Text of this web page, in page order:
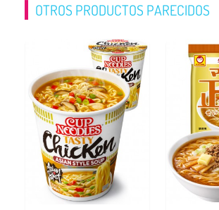
OTROS PRODUCTOS PARECIDOS